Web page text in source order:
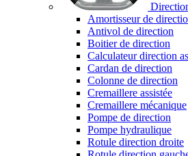
Amortisseur de
Antivol de direction
Boitier de direction
Calculateur direction
Cardan de direction
Colonne de direction
Cremaillere assistée
Cremaillere mécanique
Pompe de direction
Pompe hydraulique
Rotule direction droite